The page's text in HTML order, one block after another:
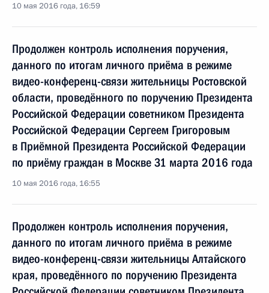
10 мая 2016 года, 16:59
Продолжен контроль исполнения поручения,
данного по итогам личного приёма в режиме
видео-конференц-связи жительницы Ростовской
области, проведённого по поручению Президента
Российской Федерации советником Президента
Российской Федерации Сергеем Григоровым
в Приёмной Президента Российской Федерации
по приёму граждан в Москве 31 марта 2016 года
10 мая 2016 года, 16:55
Продолжен контроль исполнения поручения,
данного по итогам личного приёма в режиме
видео-конференц-связи жительницы Алтайского
края, проведённого по поручению Президента